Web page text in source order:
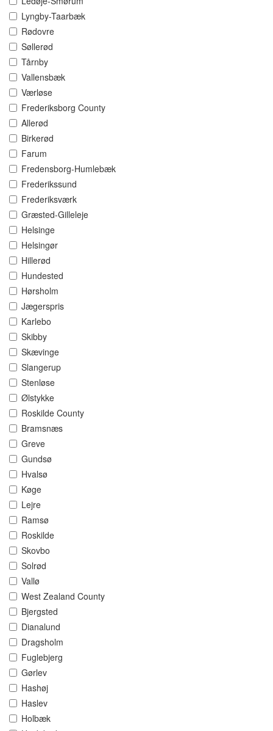
Lyngby-Taarbæk
Rødovre
Søllerød
Tårnby
Vallensbæk
Værløse
Frederiksborg County
Allerød
Birkerød
Farum
Fredensborg-Humlebæk
Frederikssund
Frederiksværk
Græsted-Gilleleje
Helsinge
Helsingør
Hillerød
Hundested
Hørsholm
Jægerspris
Karlebo
Skibby
Skævinge
Slangerup
Stenløse
Ølstykke
Roskilde County
Bramsnæs
Greve
Gundsø
Hvalsø
Køge
Lejre
Ramsø
Roskilde
Skovbo
Solrød
Vallø
West Zealand County
Bjergsted
Dianalund
Dragsholm
Fuglebjerg
Gørlev
Hashøj
Haslev
Holbæk